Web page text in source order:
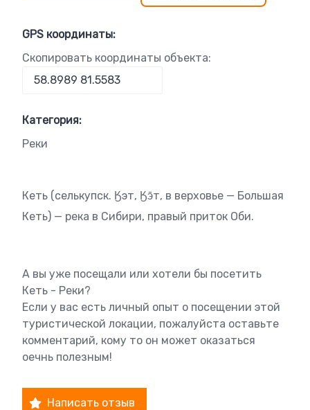
GPS координаты:
Скопировать координаты объекта:
Категория:
Реки
Кеть (селькупск. Ӄэт, Ӄэ̄т, в верховье — Большая
Кеть) — река в Сибири, правый приток Оби.
А вы уже посещали или хотели бы посетить
Кеть - Реки?
Если у вас есть личный опыт о посещении этой
туристической локации, пожалуйста оставьте
комментарий, кому то он может оказаться
оечнь полезным!
Написать отзыв